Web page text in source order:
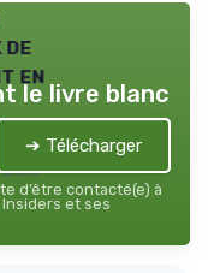
en
le livre blanc
➔ Télécharger
d’être contacté(e) à
et ses